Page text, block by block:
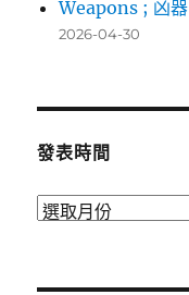
Weapons ; 凶器
2026-04-30
發表時間
發